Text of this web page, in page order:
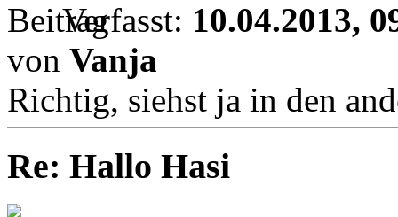
Verfasst: 10.04.2013,
von Vanja
Richtig, siehst ja in den
Re: Hallo Hasi